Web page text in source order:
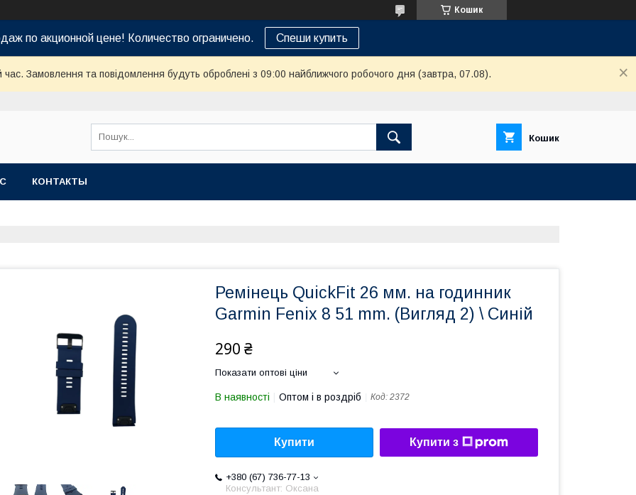
Кошик
по акционной цене! Количество ограничено. Спеши купить
час. Замовлення та повідомлення будуть оброблені з 09:00 найближчого робочого дня (завтра, 07.08).
Кошик
КОНТАКТЫ
Ремінець QuickFit 26 мм. на годинник
Garmin Fenix 8 51 mm. (Вигляд 2) \ Синій
290 ₴
Показати оптові ціни
В наявності Оптом і в роздріб Код: 2372
Купити Купити з
+380 (67) 736-77-13
Консультант: Оксана